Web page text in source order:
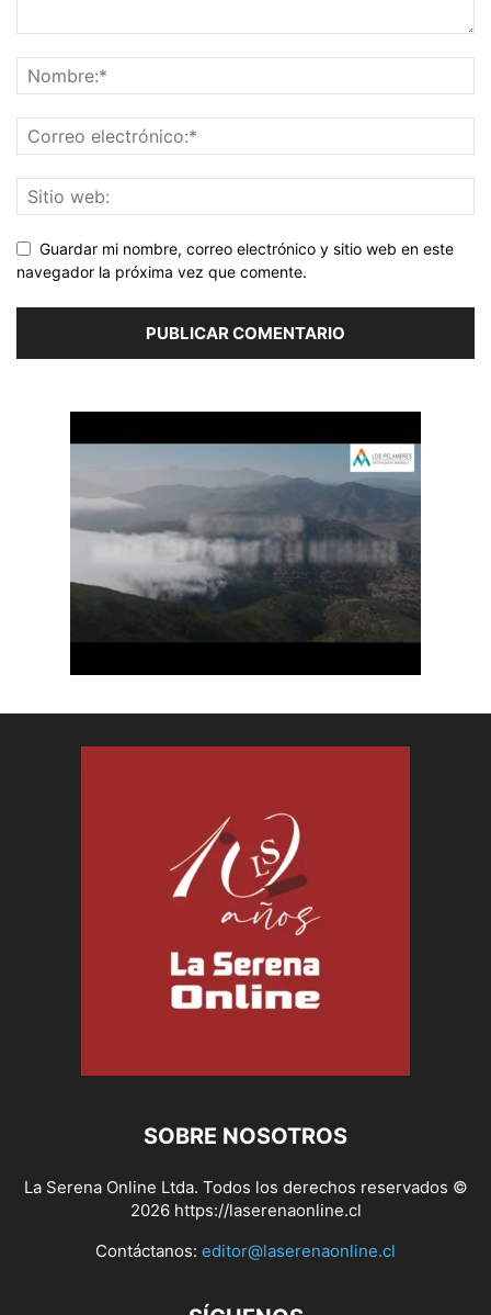
Guardar mi nombre, correo electrónico y sitio web en este
navegador la próxima vez que comente.
SOBRE NOSOTROS
La Serena Online Ltda. Todos los derechos reservados ©
2026 https://laserenaonline.cl
Contáctanos: editor@laserenaonline.cl